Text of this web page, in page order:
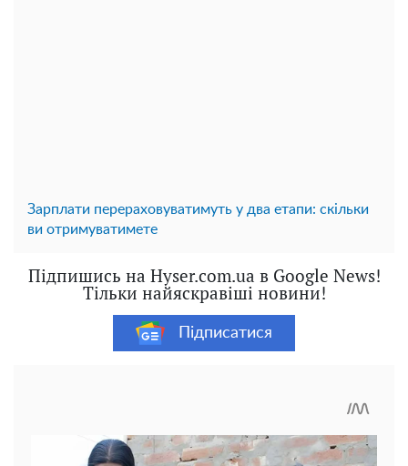
Зарплати перераховуватимуть у два етапи: скільки
ви отримуватимете
Підпишись на Hyser.com.ua в Google News!
Тільки найяскравіші новини!
Підписатися